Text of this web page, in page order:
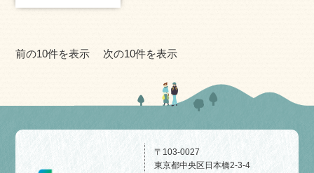
前の10件を表示 次の10件を表示
〒103-0027
東京都中央区日本橋2-3-4